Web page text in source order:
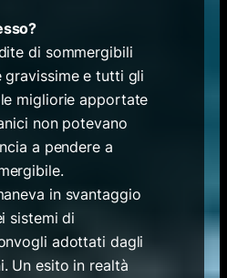
di sommergibili
gravissime e tutti gli
migliorie apportate
non potevano
a pendere a
in svantaggio
sistemi di
adottati dagli
Un esito in realtà